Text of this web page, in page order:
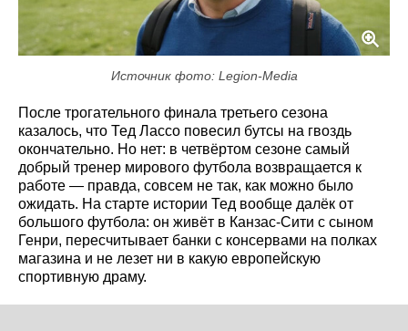
Источник фото: Legion-Media
После трогательного финала третьего сезона
казалось, что Тед Лассо повесил бутсы на гвоздь
окончательно. Но нет: в четвёртом сезоне самый
добрый тренер мирового футбола возвращается к
работе — правда, совсем не так, как можно было
ожидать. На старте истории Тед вообще далёк от
большого футбола: он живёт в Канзас-Сити с сыном
Генри, пересчитывает банки с консервами на полках
магазина и не лезет ни в какую европейскую
спортивную драму.